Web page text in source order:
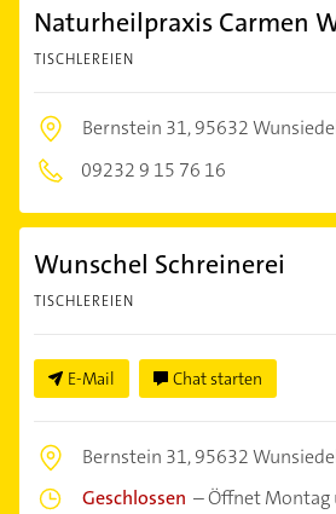
Naturheilpraxis Carmen
TISCHLEREIEN
Bernstein 31,95632
09232 9 15 76 16
Wunschel Schreinerei
TISCHLEREIEN
E-Mail Chat starten
Bernstein 31,95632
Geschlossen –Öffnet Montag